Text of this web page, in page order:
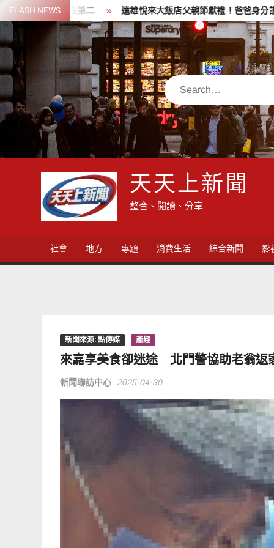
Skip
to
content
FLASH NEWS
排名第二 遠雄悅來大飯店父親節獻禮！爸爸身分證「8」越
Search
天天上新聞
整合、閱讀、分享
社會 地方 專題 消費生活 綜合新聞 影
新聞來源: 點傳媒 產經
來嘉享美食卻迷途 北門警協助老翁返
新聞聯訪中心 2025-04-30